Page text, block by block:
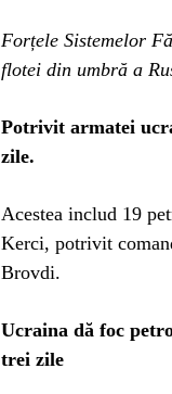
Forțele Sistemelor
flotei din umbră a
Potrivit armatei
zile.
Acestea includ 19
Kerci, potrivit
Brovdi.
Ucraina dă foc
trei zile